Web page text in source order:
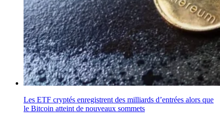
Les ETF cryptés enregistrent des milliards d’entrées alors que
le Bitcoin atteint de nouveaux sommets